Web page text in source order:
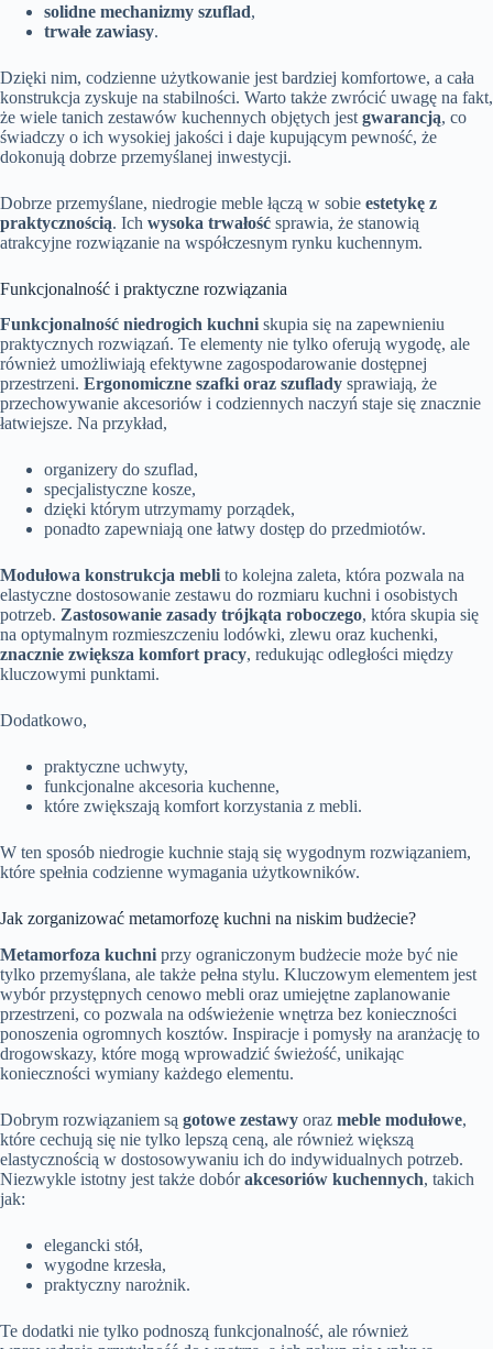
solidne mechanizmy szuflad,
trwałe zawiasy.
Dzięki nim, codzienne użytkowanie jest bardziej komfortowe, a cała
konstrukcja zyskuje na stabilności. Warto także zwrócić uwagę na fakt,
że wiele tanich zestawów kuchennych objętych jest gwarancją, co
świadczy o ich wysokiej jakości i daje kupującym pewność, że
dokonują dobrze przemyślanej inwestycji.
Dobrze przemyślane, niedrogie meble łączą w sobie estetykę z
praktycznością. Ich wysoka trwałość sprawia, że stanowią
atrakcyjne rozwiązanie na współczesnym rynku kuchennym.
Funkcjonalność i praktyczne rozwiązania
Funkcjonalność niedrogich kuchni skupia się na zapewnieniu
praktycznych rozwiązań. Te elementy nie tylko oferują wygodę, ale
również umożliwiają efektywne zagospodarowanie dostępnej
przestrzeni. Ergonomiczne szafki oraz szuflady sprawiają, że
przechowywanie akcesoriów i codziennych naczyń staje się znacznie
łatwiejsze. Na przykład,
organizery do szuflad,
specjalistyczne kosze,
dzięki którym utrzymamy porządek,
ponadto zapewniają one łatwy dostęp do przedmiotów.
Modułowa konstrukcja mebli to kolejna zaleta, która pozwala na
elastyczne dostosowanie zestawu do rozmiaru kuchni i osobistych
potrzeb. Zastosowanie zasady trójkąta roboczego, która skupia się
na optymalnym rozmieszczeniu lodówki, zlewu oraz kuchenki,
znacznie zwiększa komfort pracy, redukując odległości między
kluczowymi punktami.
Dodatkowo,
praktyczne uchwyty,
funkcjonalne akcesoria kuchenne,
które zwiększają komfort korzystania z mebli.
W ten sposób niedrogie kuchnie stają się wygodnym rozwiązaniem,
które spełnia codzienne wymagania użytkowników.
Jak zorganizować metamorfozę kuchni na niskim budżecie?
Metamorfoza kuchni przy ograniczonym budżecie może być nie
tylko przemyślana, ale także pełna stylu. Kluczowym elementem jest
wybór przystępnych cenowo mebli oraz umiejętne zaplanowanie
przestrzeni, co pozwala na odświeżenie wnętrza bez konieczności
ponoszenia ogromnych kosztów. Inspiracje i pomysły na aranżację to
drogowskazy, które mogą wprowadzić świeżość, unikając
konieczności wymiany każdego elementu.
Dobrym rozwiązaniem są gotowe zestawy oraz meble modułowe,
które cechują się nie tylko lepszą ceną, ale również większą
elastycznością w dostosowywaniu ich do indywidualnych potrzeb.
Niezwykle istotny jest także dobórakcesoriów kuchennych, takich
jak:
elegancki stół,
wygodne krzesła,
praktyczny narożnik.
Te dodatki nie tylko podnoszą funkcjonalność, ale również